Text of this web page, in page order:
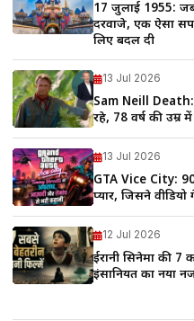
17 जुलाई 1955:
दरवाजे, एक ऐसा
लिए बदल दी
13 Jul 2026
Sam Neill Death:
रहे, 78 वर्ष की
13 Jul 2026
GTA Vice City:
प्यार, जिसने वीडियो
12 Jul 2026
ईरानी सिनेमा की 7
इंसानियत का नया